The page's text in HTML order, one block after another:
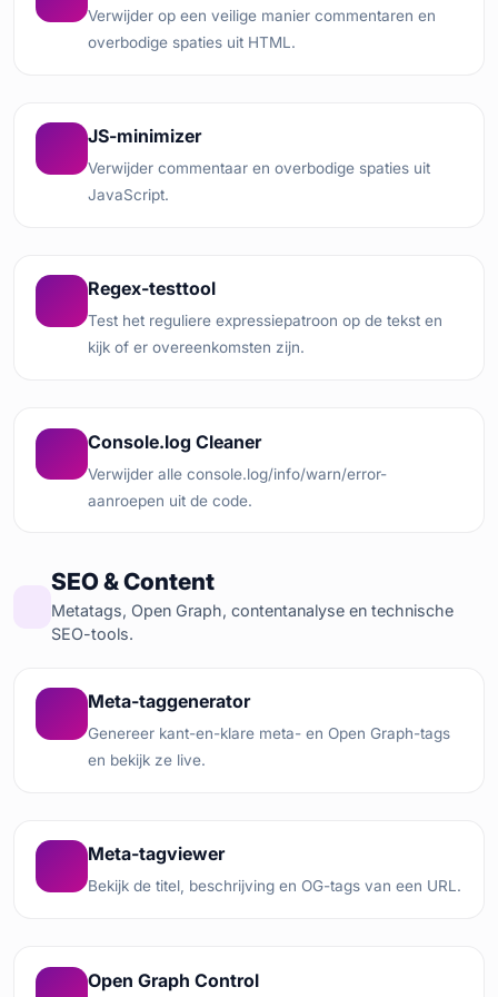
Verwijder op een veilige manier commentaren en
overbodige spaties uit HTML.
JS-minimizer
Verwijder commentaar en overbodige spaties uit
JavaScript.
Regex-testtool
Test het reguliere expressiepatroon op de tekst en
kijk of er overeenkomsten zijn.
Console.log Cleaner
Verwijder alle console.log/info/warn/error-
aanroepen uit de code.
SEO & Content
Metatags, Open Graph, contentanalyse en technische
SEO-tools.
Meta-taggenerator
Genereer kant-en-klare meta- en Open Graph-tags
en bekijk ze live.
Meta-tagviewer
Bekijk de titel, beschrijving en OG-tags van een URL.
Open Graph Control